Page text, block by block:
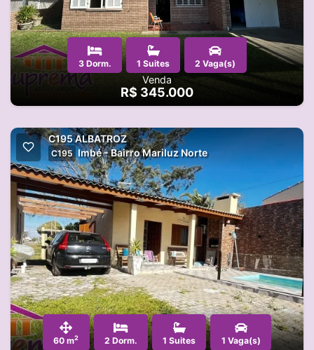
3 Dorm. 1 Suites 2 Vaga(s)
Venda
R$ 345.000
C195 ALBATROZ
C195 Imbé - Bairro Mariluz Norte
60 m2 2 Dorm. 1 Suites 1 Vaga(s)